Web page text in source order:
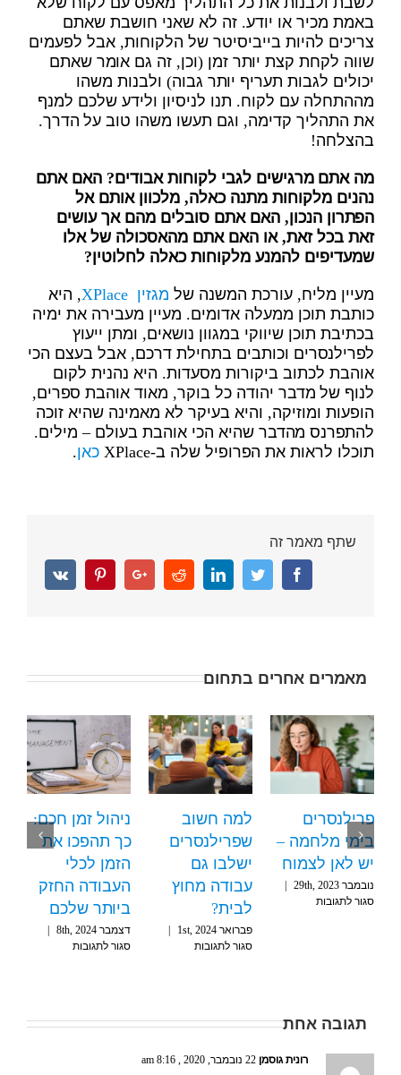
באמת מכיר או יודע. זה לא שאני חושבת שאתם
צריכים להיות בייביסיטר של הלקוחות, אבל לפעמים
שווה לקחת קצת יותר זמן (וכן, זה גם אומר שאתם
יכולים לגבות תעריף יותר גבוה) ולבנות משהו
מההתחלה עם לקוח. תנו לניסיון ולידע שלכם למנף
את התהליך קדימה, וגם תעשו משהו טוב על הדרך.
בהצלחה!
מה אתם מרגישים לגבי לקוחות אבודים? האם אתם
נהנים מלקוחות מתנה כאלה, מלכוון אותם אל
הפתרון הנכון, האם אתם סובלים מהם אך עושים
זאת בכל זאת, או האם אתם מהאסכולה של אלו
שמעדיפים להמנע מלקוחות כאלה לחלוטין?
מעיין מליח, עורכת המשנה של מגזין XPlace
, היא
כותבת תוכן ממעלה אדומים. מעיין מעבירה את ימיה
בכתיבת תוכן שיווקי במגוון נושאים, ומתן ייעוץ
לפרילנסרים וכותבים בתחילת דרכם, אבל בעצם הכי
אוהבת לכתוב ביקורות מסעדות. היא נהנית לקום
לנוף של מדבר יהודה כל בוקר, מאוד אוהבת ספרים,
הופעות ומוזיקה, והיא בעיקר לא מאמינה שהיא זוכה
להתפרנס מהדבר שהיא הכי אוהבת בעולם – מילים.
תוכלו לראות את הפרופיל שלה ב-XPlace
כאן.
שתף מאמר זה
Facebook
Twitter
Linkedin
Reddit
Google+
Pinterest
Vk
מאמרים אחרים בתחום
למה חשוב
שפרילנסרים
ישלבו גם
עבודה מחוץ
לבית?
פברואר 1st, 2024
|
סגור לתגובותעל
גם
פרילנסרים
בימי מלחמה –
יש לאן לצמוח
נובמבר 29th, 2023
סגור לתגובות
בימי
מלחמה
הגדלת תקרת
עוסק פטור
אוגוסט 15th, 2023
|
סגור לתגובות על
הגדלת
תגובה אחת
רונית גוסמן